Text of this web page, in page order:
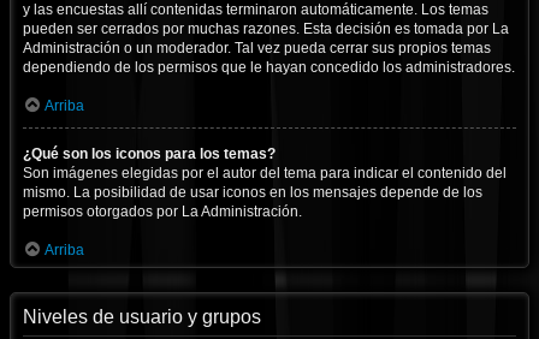
y las encuestas allí contenidas terminaron automáticamente. Los temas
pueden ser cerrados por muchas razones. Esta decisión es tomada por La
Administración o un moderador. Tal vez pueda cerrar sus propios temas
dependiendo de los permisos que le hayan concedido los administradores.
Arriba
¿Qué son los iconos para los temas?
Son imágenes elegidas por el autor del tema para indicar el contenido del
mismo. La posibilidad de usar iconos en los mensajes depende de los
permisos otorgados por La Administración.
Arriba
Niveles de usuario y grupos